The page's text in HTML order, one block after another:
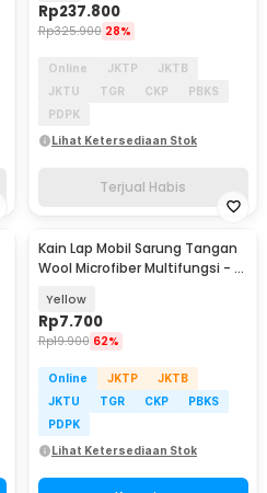
Rp237.800
Rp325.900 28%
Online JKTP
JKTB
JKTU
TGR CKP
PBKS
PDPK
Lihat Ketersediaan Stok
Terjual Habis
Kain Lap Mobil Sarung Tangan
Wool Microfiber Multifungsi - L-
Yellow
Rp7.700
Rp19.900 62%
Online JKTP
JKTB
JKTU
TGR CKP
PBKS
PDPK
Lihat Ketersediaan Stok